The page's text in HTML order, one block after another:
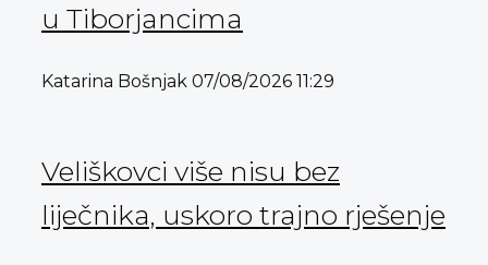
u Tiborjancima
Katarina Bošnjak 07/08/2026 11:29
Veliškovci više nisu bez
liječnika, uskoro trajno rješenje